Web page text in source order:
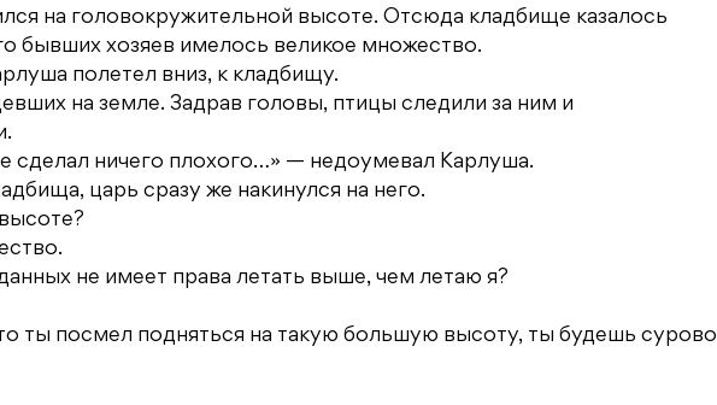
на головокружительной высоте. Отсюда кладбище казалось
бывших хозяев имелось великое множество.
полетел вниз, к кладбищу.
на земле. Задрав головы, птицы следили за ним и
сделал ничего плохого…» — недоумевал Карлуша.
царь сразу же накинулся на него.
не имеет права летать выше, чем летаю я?
ты посмел подняться на такую большую высоту, ты будешь сурово